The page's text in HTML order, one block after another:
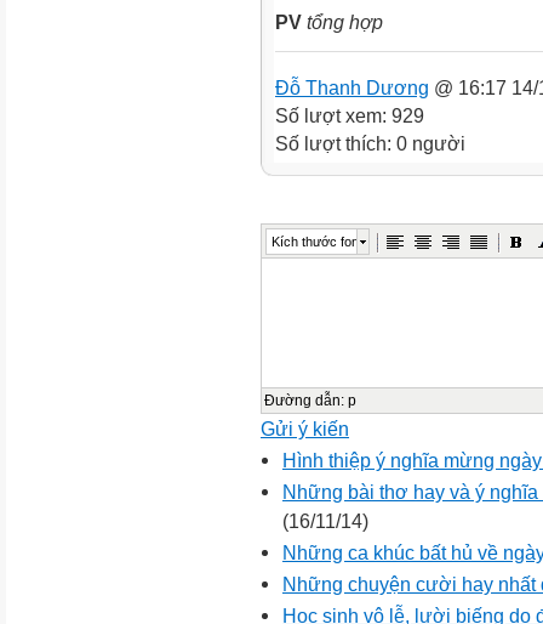
PV tổng hợp
Đỗ Thanh Dương @ 16:17
Số lượt xem: 929
Số lượt thích: 0 người
Kích thước font
Đường dẫn: p
Gửi ý kiến
Hình thiệp ý nghĩa mừng
Những bài thơ hay và ý
(16/11/14)
Những ca khúc bất hủ về
Những chuyện cười hay nhất
Học sinh vô lễ, lười biếng do